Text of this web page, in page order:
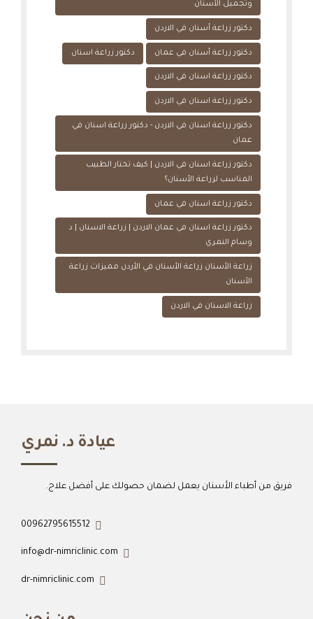
وتجميل الأسنان
دكتور زراعة أسنان في الاردن
دكتور زراعة أسنان في عمان دكتور زراعة اسنان
دكتور زراعة اسنان في الاردن
دكتور زراعة اسنان في الاردن
دكتور زراعة اسنان في الاردن - دكتور زراعة اسنان في
عمان
دكتور زراعة اسنان في الاردن | كيف تختار الطبيب
المناسب لزراعة الأسنان؟
دكتور زراعة اسنان في عمان
دكتور زراعة اسنان في عمان الاردن | زراعة الاسنان | د
وسام النمري
زراعة الأسنان زراعة الأسنان في الأردن مميزات زراعة
الأسنان
زراعة الاسنان في الاردن
عيادة د. نمري
فريق من أطباء الأسنان يعمل لضمان حصولك على أفضل علاج.
00962795615512
info@dr-nimriclinic.com
dr-nimriclinic.com